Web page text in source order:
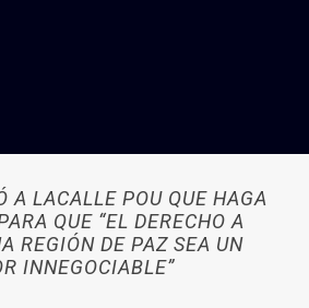
A LACALLE POU QUE HAGA
QUE “EL DERECHO A
REGIÓN DE PAZ SEA UN
INNEGOCIABLE”